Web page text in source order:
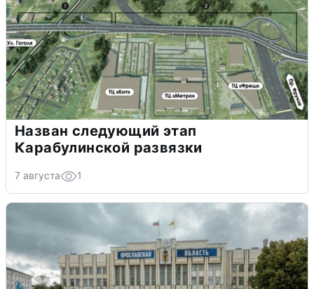
Назван следующий этап
Карабулинской развязки
7 августа 1